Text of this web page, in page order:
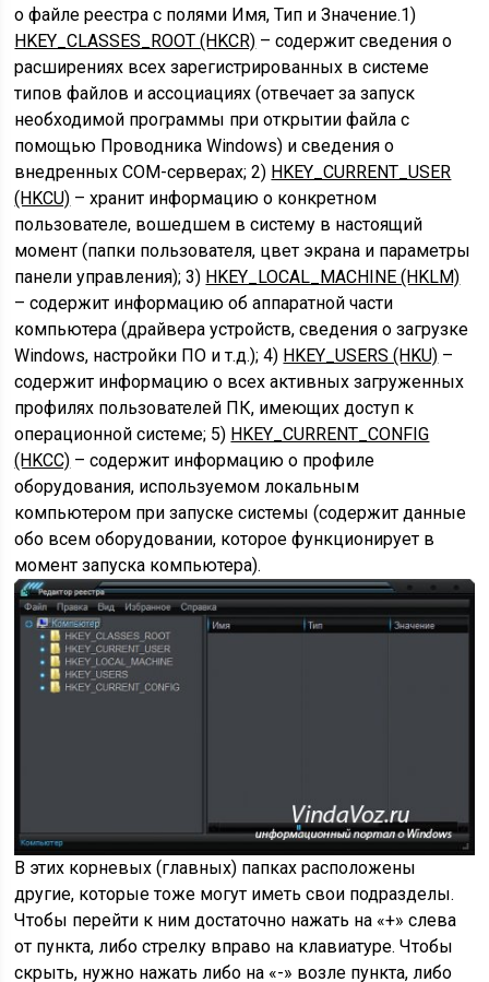
о файле реестра с полями Имя, Тип и Значение.1)
HKEY_CLASSES_ROOT (HKCR) – содержит сведения о
расширениях всех зарегистрированных в системе
типов файлов и ассоциациях (отвечает за запуск
необходимой программы при открытии файла с
помощью Проводника Windows) и сведения о
внедренных СОМ-серверах; 2) HKEY_CURRENT_USER
(HKCU) – хранит информацию о конкретном
пользователе, вошедшем в систему в настоящий
момент (папки пользователя, цвет экрана и параметры
панели управления); 3) HKEY_LOCAL_MACHINE (HKLM)
– содержит информацию об аппаратной части
компьютера (драйвера устройств, сведения о загрузке
Windows, настройки ПО и т.д.); 4) HKEY_USERS (HKU) –
содержит информацию о всех активных загруженных
профилях пользователей ПК, имеющих доступ к
операционной системе; 5) HKEY_CURRENT_CONFIG
(HKCC) – содержит информацию о профиле
оборудования, используемом локальным
компьютером при запуске системы (содержит данные
обо всем оборудовании, которое функционирует в
момент запуска компьютера).
В этих корневых (главных) папках расположены
другие, которые тоже могут иметь свои подразделы.
Чтобы перейти к ним достаточно нажать на «+» слева
от пункта, либо стрелку вправо на клавиатуре. Чтобы
скрыть, нужно нажать либо на «-» возле пункта, либо